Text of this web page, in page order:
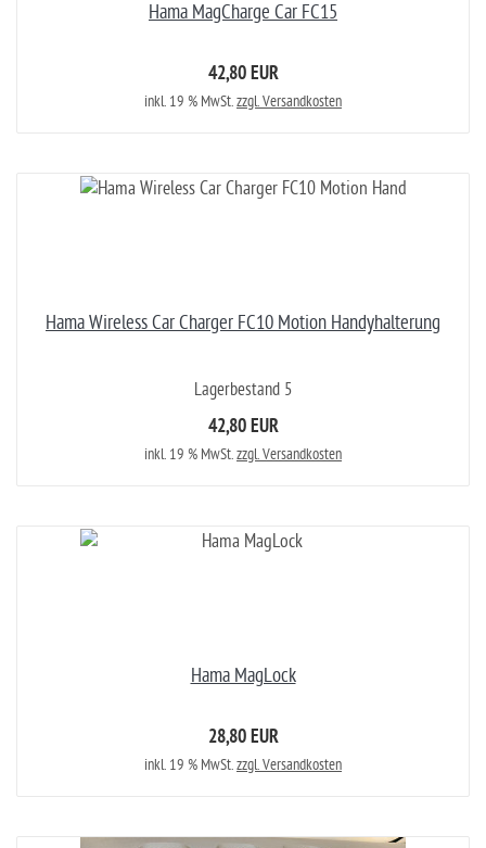
Hama MagCharge Car FC15
42,80 EUR
inkl. 19 % MwSt.zzgl. Versandkosten
Hama Wireless Car Charger FC10 Motion Handyhalterung
Lagerbestand 5
42,80 EUR
inkl. 19 % MwSt.zzgl. Versandkosten
Hama MagLock
28,80 EUR
inkl. 19 % MwSt.zzgl. Versandkosten